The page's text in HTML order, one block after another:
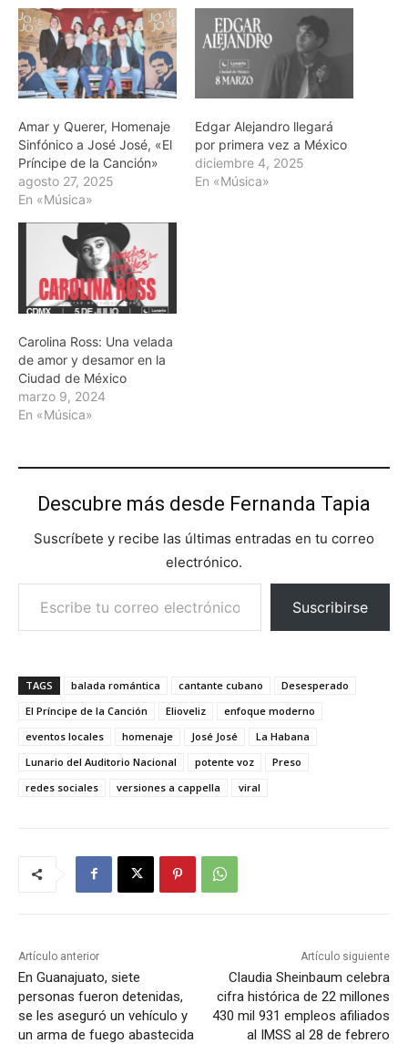
Amar y Querer, Homenaje
Sinfónico a José José, «El
Príncipe de la Canción»
agosto 27, 2025
En «Música»
​Edgar Alejandro llegará
por primera vez a México
diciembre 4, 2025
En «Música»
Carolina Ross: Una velada
de amor y desamor en la
Ciudad de México
marzo 9, 2024
En «Música»
Descubre más desde Fernanda Tapia
Suscríbete y recibe las últimas entradas en tu correo
electrónico.
Escribe tu correo electrónico…
Suscribirse
TAGS balada romántica cantante cubano
Desesperado
El Príncipe de la Canción
Elioveliz
enfoque moderno
eventos locales
homenaje José José
La Habana
Lunario del Auditorio Nacional
potente voz
Preso
redes sociales
versiones a cappella viral
Artículo anterior
En Guanajuato, siete
personas fueron detenidas,
se les aseguró un vehículo y
un arma de fuego abastecida
Artículo siguiente
Claudia Sheinbaum celebra
cifra histórica de 22 millones
430 mil 931 empleos afiliados
al IMSS al 28 de febrero